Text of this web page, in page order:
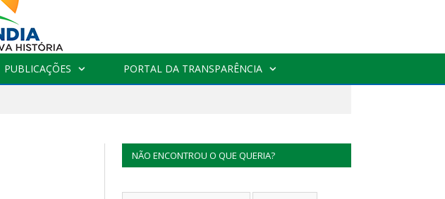
PUBLICAÇÕES PORTAL DA TRANSPARÊNCIA
NÃO ENCONTROU O QUE QUERIA?